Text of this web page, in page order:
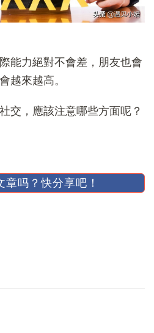
能力絕對不會差，朋友也會
越來越高。
交，應該注意哪些方面呢？
章吗？快分享吧！